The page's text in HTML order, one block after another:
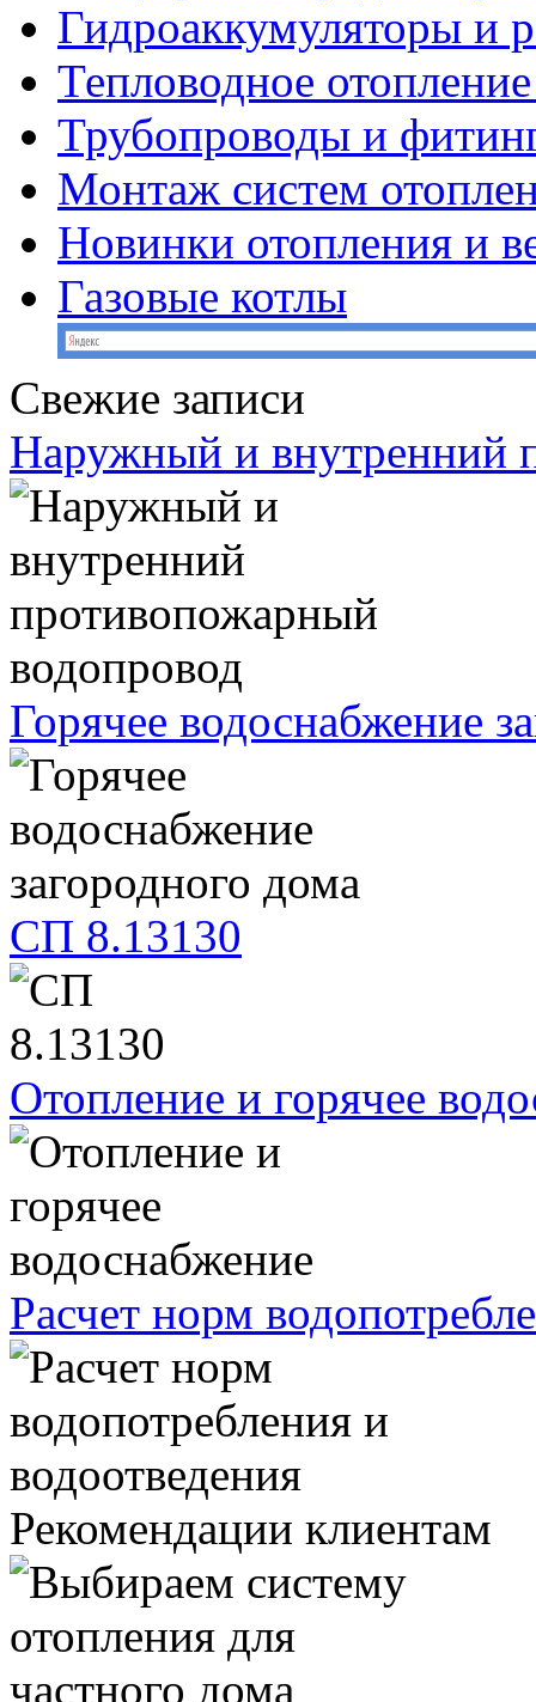
Гидроаккумуляторы и
Тепловодное
Трубопроводы и
Монтаж систем
Новинки отопления и
Газовые котлы
Свежие записи
Наружный и внутренний
Горячее водоснабжение
СП 8.13130
Отопление и горячее
Расчет норм
Рекомендации клиентам